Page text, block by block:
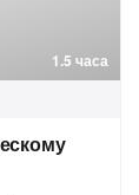
1.5 часа